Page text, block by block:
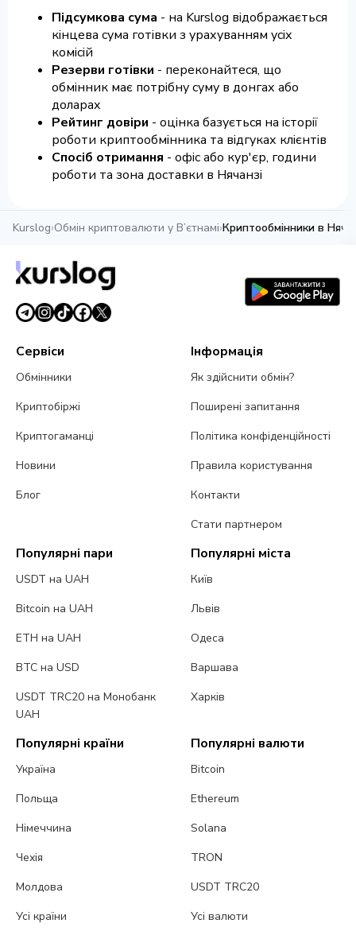
Підсумкова сума - на Kurslog відображається
кінцева сума готівки з урахуванням усіх
комісій
Резерви готівки - переконайтеся, що
обмінник має потрібну суму в донгах або
доларах
Рейтинг довіри - оцінка базується на історії
роботи криптообмінника та відгуках клієнтів
Спосіб отримання - офіс або кур'єр, години
роботи та зона доставки в Нячанзі
Kurslog›Обмін криптовалюти у В’єтнамі›Криптообмінники в
Сервіси
Обмінники
Криптобіржі
Криптогаманці
Новини
Блог
Інформація
Як здійснити обмін?
Поширені запитання
Політика конфіденційності
Правила користування
Контакти
Стати партнером
Популярні пари
USDT на UAH
Bitcoin на UAH
ETH на UAH
BTC на USD
USDT TRC20 на Монобанк
UAH
Популярні міста
Київ
Львів
Одеса
Варшава
Харків
Популярні країни
Україна
Польща
Німеччина
Чехія
Молдова
Усі країни
Популярні валюти
Bitcoin
Ethereum
Solana
TRON
USDT TRC20
Усі валюти